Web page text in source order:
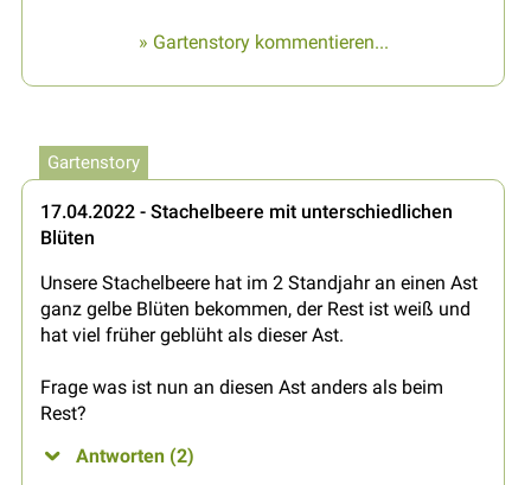
» Gartenstory kommentieren...
Gartenstory
17.04.2022 - Stachelbeere mit unterschiedlichen
Blüten
Unsere Stachelbeere hat im 2 Standjahr an einen Ast
ganz gelbe Blüten bekommen, der Rest ist weiß und
hat viel früher geblüht als dieser Ast.
Frage was ist nun an diesen Ast anders als beim
Rest?
Antworten (2)